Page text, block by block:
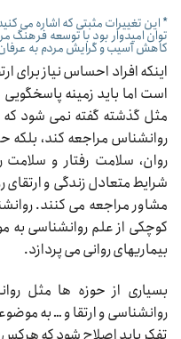
* این تغییرات مثبتی که اشاره می
توان امیدوار بود با توسعه فرهنگ
کاهش آسیب و گرایش مردم به
اینکه افراد احساس نیاز برای
است اما باید زمینه
مثل گذشته گفته نمی شود
روانشناس مراجعه کند، بلکه
روان، سلامت رفتار و
شرایط متعادل زندگی و
مشاور مراجعه می کنند.
کوچکی از علم روانشناسی به
بیماریهای روانی می پردازد.
بسیاری از حوزه ها مثل
روانشناسی و ارتقا و … به